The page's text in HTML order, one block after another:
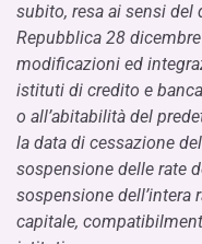
subito, resa ai sensi del
Repubblica 28
modificazioni ed
istituti di credito e
o all’abitabilità del
la data di cessazione
sospensione delle rate
sospensione dell’intera
capitale,